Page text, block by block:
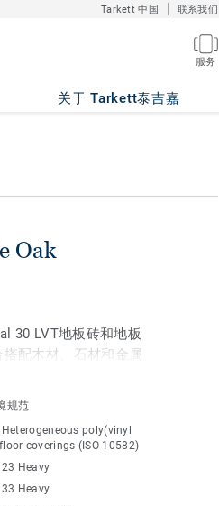
Tarkett 中国 联系我们
服务
关于 Tarkett泰吉嘉
Oak
30 LVT地板砖和地板
配木材、石材和金属
部分精选款式中，我
防刮擦、划痕和污渍
规范
Heterogeneous poly(vinyl
coverings (ISO 10582)
23 Heavy
33 Heavy